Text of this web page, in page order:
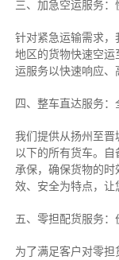
三、加急空运服务
针对紧急运输需求
地区的货物快速空
运服务以快速响应、
四、整车直达服务
我们提供从扬州至
以下的所有货车。
承保，确保货物的
效、安全为特点，让
五、零担配货服务
为了满足客户对零担